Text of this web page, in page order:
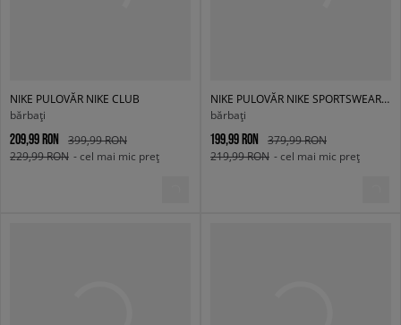
NIKE PULOVĂR NIKE CLUB
bărbați
209,99 RON
399,99 RON
229,99 RON - cel mai mic preț
NIKE PULOVĂR NIKE SPORTSWEAR CLUB
bărbați
199,99 RON
379,99 RON
219,99 RON - cel mai mic preț